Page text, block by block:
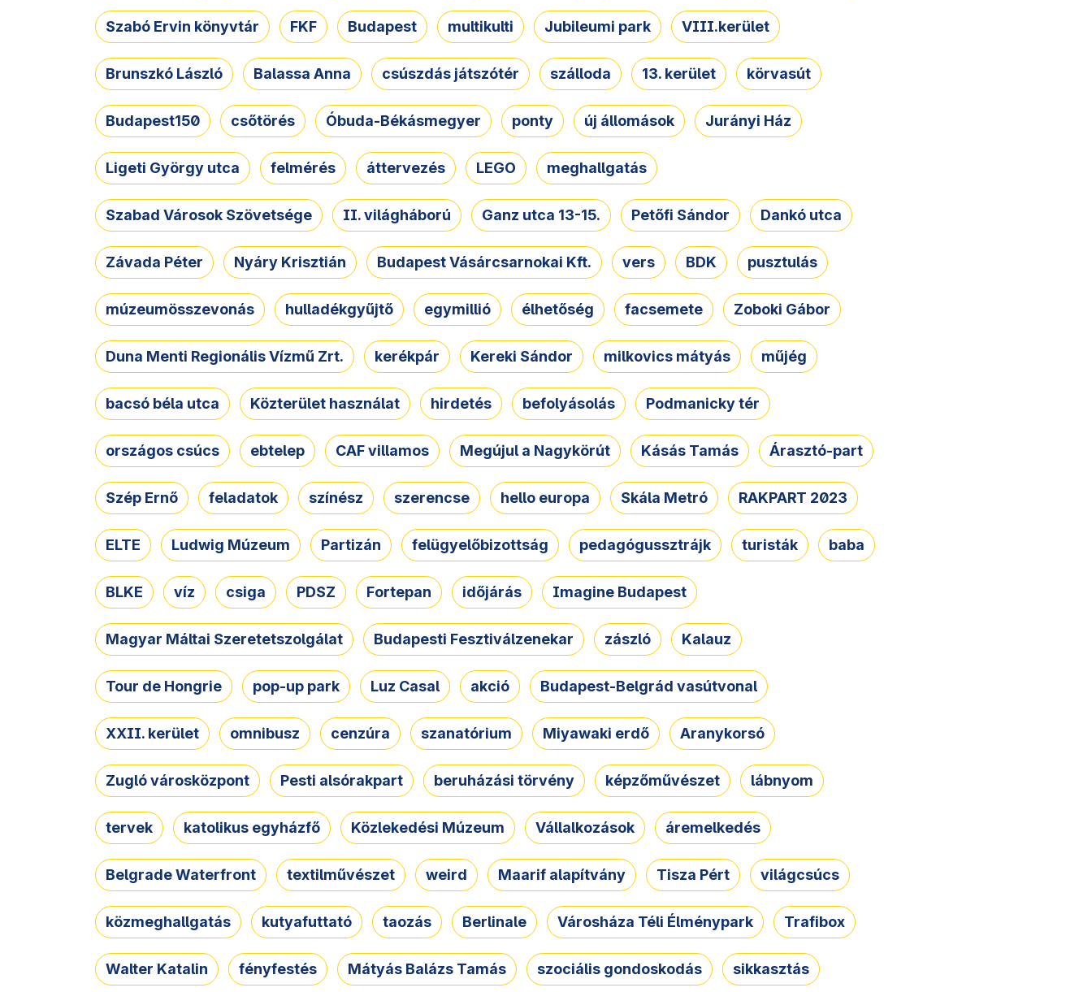
Szabó Ervin könyvtár FKF Budapest multikulti Jubileumi park VIII.kerület
Brunszkó László Balassa Anna csúszdás játszótér szálloda 13. kerület körvasút
Budapest150 csőtörés Óbuda-Békásmegyer ponty új állomások Jurányi Ház
Ligeti György utca felmérés áttervezés LEGO meghallgatás
Szabad Városok Szövetsége II. világháború Ganz utca 13-15. Petőfi Sándor Dankó utca
Závada Péter Nyáry Krisztián Budapest Vásárcsarnokai Kft. vers BDK pusztulás
múzeumösszevonás hulladékgyűjtő egymillió élhetőség facsemete Zoboki Gábor
Duna Menti Regionális Vízmű Zrt. kerékpár Kereki Sándor milkovics mátyás műjég
bacsó béla utca Közterület használat hirdetés befolyásolás Podmanicky tér
országos csúcs ebtelep CAF villamos Megújul a Nagykörút Kásás Tamás Árasztó-part
Szép Ernő feladatok színész szerencse hello europa Skála Metró RAKPART 2023
ELTE Ludwig Múzeum Partizán felügyelőbizottság pedagógussztrájk turisták baba
BLKE víz csiga PDSZ Fortepan időjárás Imagine Budapest
Magyar Máltai Szeretetszolgálat Budapesti Fesztiválzenekar zászló Kalauz
Tour de Hongrie pop-up park Luz Casal akció Budapest-Belgrád vasútvonal
XXII. kerület omnibusz cenzúra szanatórium Miyawaki erdő Aranykorsó
Zugló városközpont Pesti alsórakpart beruházási törvény képzőművészet lábnyom
tervek katolikus egyházfő Közlekedési Múzeum Vállalkozások áremelkedés
Belgrade Waterfront textilművészet weird Maarif alapítvány Tisza Pért világcsúcs
közmeghallgatás kutyafuttató taozás Berlinale Városháza Téli Élménypark Trafibox
Walter Katalin fényfestés Mátyás Balázs Tamás szociális gondoskodás sikkasztás